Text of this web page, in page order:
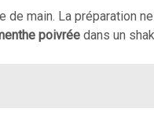
de main. La préparation
poivrée dans un